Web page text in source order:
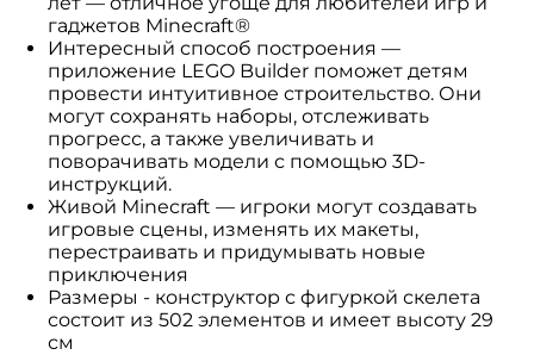
гаджетов Minecraft®
Интересный способ построения —
приложение LEGO Builder поможет детям
провести интуитивное строительство. Они
могут сохранять наборы, отслеживать
прогресс, а также увеличивать и
поворачивать модели с помощью 3D-
инструкций.
Живой Minecraft — игроки могут создавать
игровые сцены, изменять их макеты,
перестраивать и придумывать новые
приключения
Размеры - конструктор с фигуркой скелета
состоит из 502 элементов и имеет высоту 29
см